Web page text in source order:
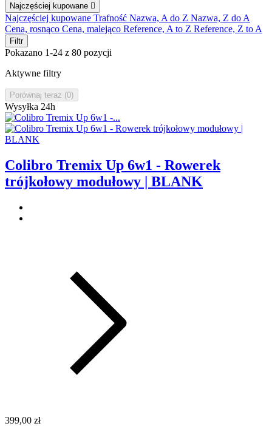
Najczęściej kupowane 
Najczęściej kupowane Trafność Nazwa, A do Z Nazwa, Z do A
Cena, rosnąco Cena, malejąco Reference, A to Z Reference, Z to A
Filtr
Pokazano 1-24 z 80 pozycji
Aktywne filtry
Porównaj teraz (0)‎
Wysyłka 24h
Colibro Tremix Up 6w1 - Rowerek
trójkołowy modułowy | BLANK
399,00 zł